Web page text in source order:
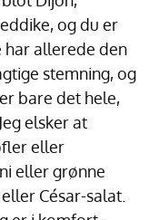
og du er
har allerede den
stemning, og
bare det hele,
elsker at
eller
eller grønne
César-salat.